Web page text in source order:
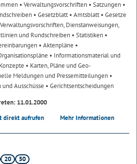
• Verwaltungsvorschriften • Satzungen •
• Gesetzblatt• Amtsblatt• Gesetze
Dienstanweisungen,
und Rundschreiben • Statistiken •
• Aktenpläne •
• Informationsmaterial und
• Karten, Pläne und Geo-
Meldungen und Pressemitteilungen •
Ausschüsse • Gerichtsentscheidungen
11.01.2000
direkt aufrufen Mehr Informationen
20 50